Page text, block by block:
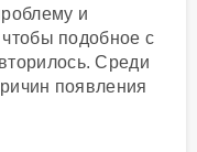
и
чтобы подобное с
Среди
появления